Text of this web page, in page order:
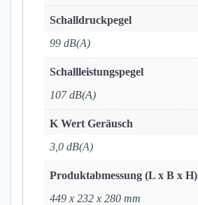
Schalldruckpegel
99 dB(A)
Schallleistungspegel
107 dB(A)
K Wert Geräusch
3,0 dB(A)
Produktabmessung (L x B x H)
449 x 232 x 280 mm